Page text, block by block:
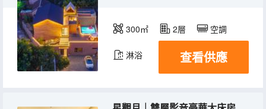
300㎡ 2層 空調
淋浴 查看供應